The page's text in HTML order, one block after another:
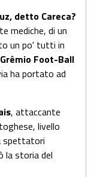
detto Careca?
mediche, di un
un po' tutti in
Grêmio Foot-Ball
ha portato ad
, attaccante
livello
spettatori
la storia del